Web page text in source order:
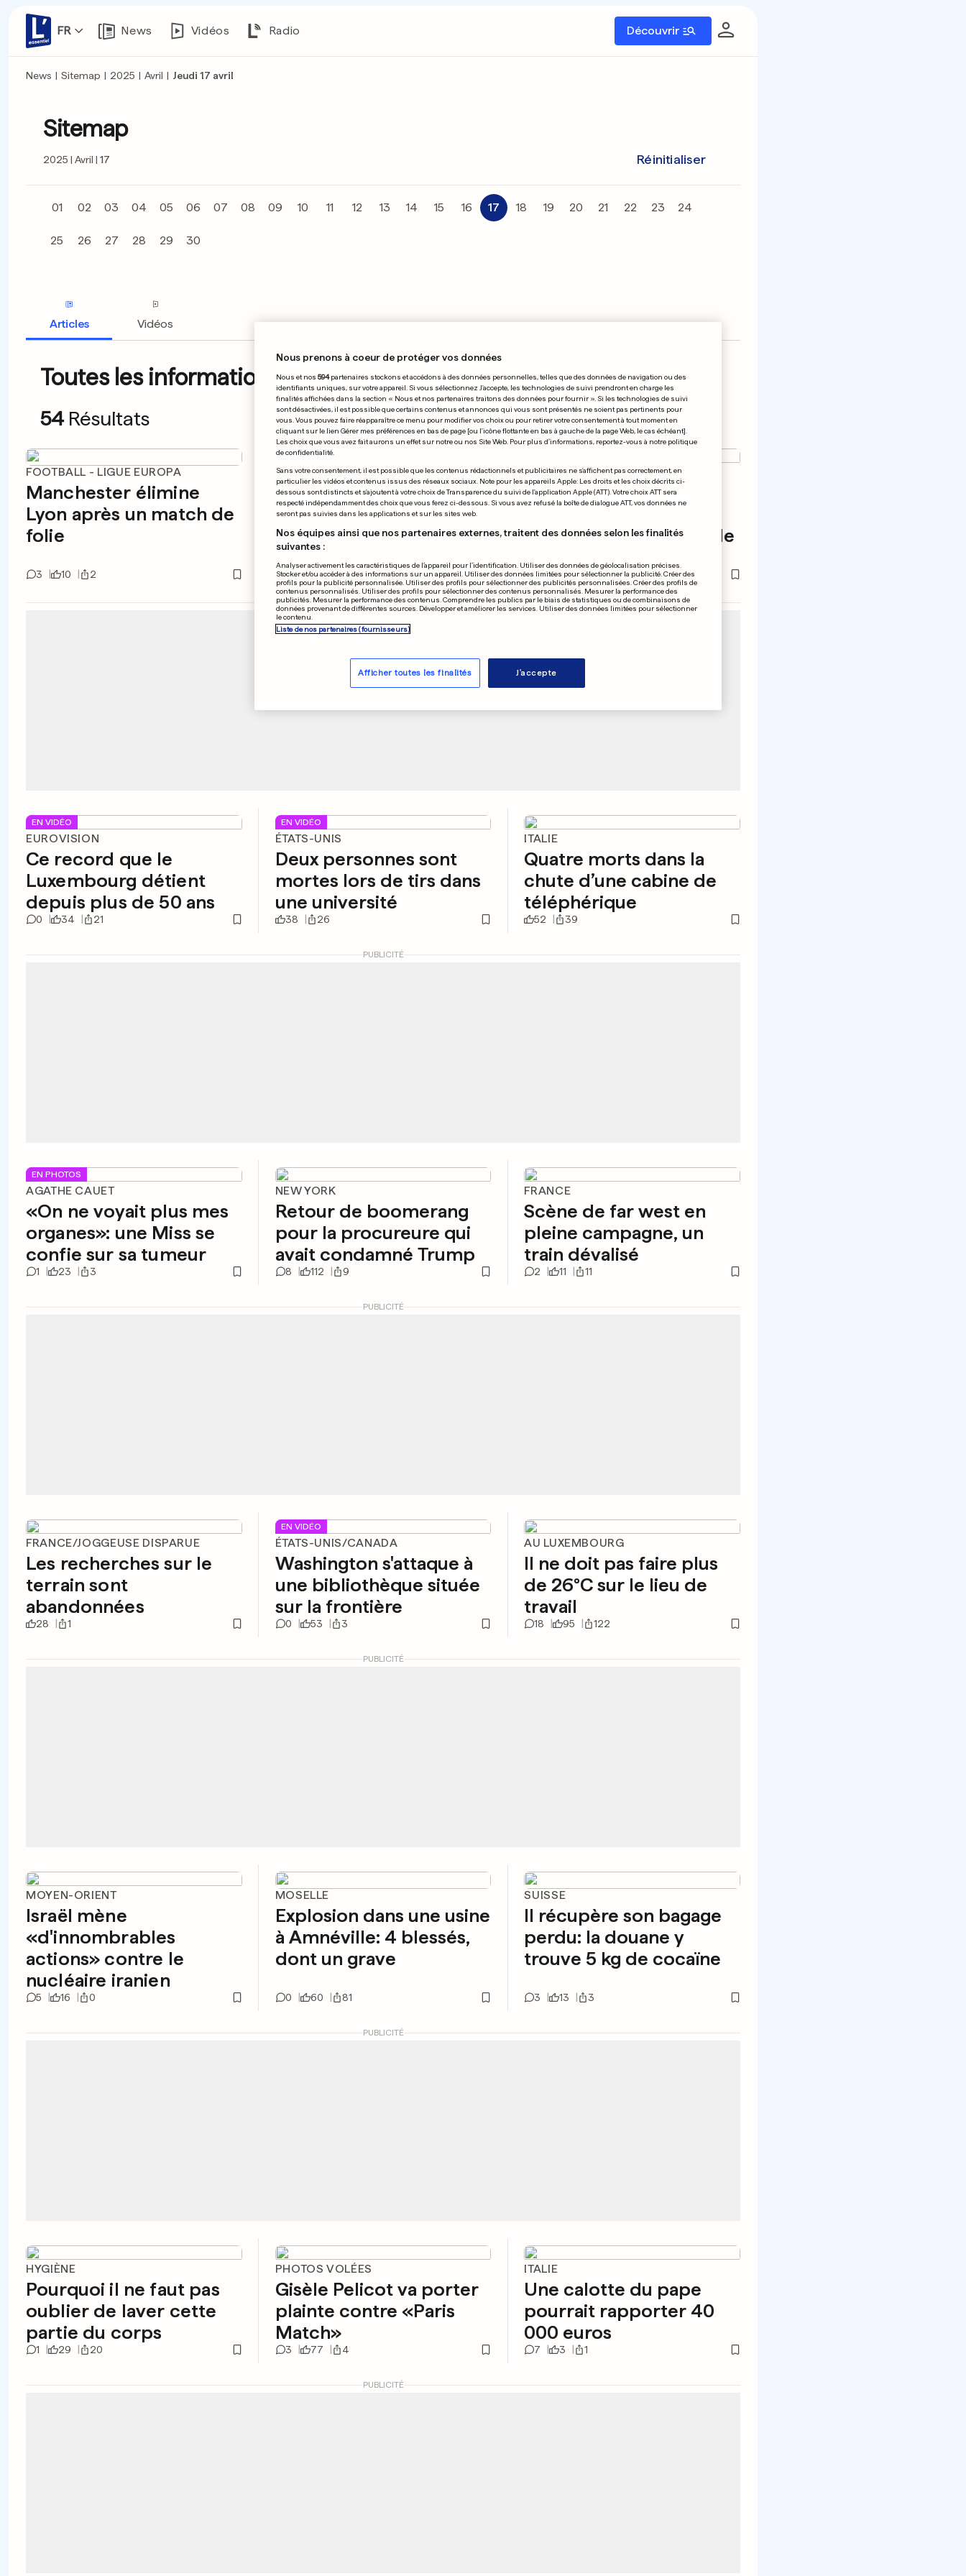
FR News Vidéos Radio Découvrir
News | Sitemap | 2025 | Avril | Jeudi 17 avril
Sitemap
2025 Avril 17 Réinitialiser
01 02 03 04 05 06 07 08 09 10 11 12 13 14 15 16 17 18 19 20 21 22 23 24
25 26 27 28 29 30
Articles Vidéos
Toutes les informations du 17.04.2025
54 Résultats
FOOTBALL - LIGUE EUROPA
Manchester élimine
Lyon après un match de
folie
3 10 2
ÉTATS-UNIS
«Je ne suis plus SDF! J'ai
gagné un million de
dollars»
4 76 9
BELGIQUE
Un nouveau parc
d'accrobranche au
Domaine des Grottes de
0 3 26
PUBLICITÉ
EN VIDÉO
EUROVISION
Ce record que le
Luxembourg détient
depuis plus de 50 ans
0 34 21
EN VIDÉO
ÉTATS-UNIS
Deux personnes sont
mortes lors de tirs dans
une université
38 26
ITALIE
Quatre morts dans la
chute d’une cabine de
téléphérique
52 39
PUBLICITÉ
EN PHOTOS
AGATHE CAUET
«On ne voyait plus mes
organes»: une Miss se
confie sur sa tumeur
1 23 3
NEW YORK
Retour de boomerang
pour la procureure qui
avait condamné Trump
8 112 9
FRANCE
Scène de far west en
pleine campagne, un
train dévalisé
2 11 11
PUBLICITÉ
FRANCE/JOGGEUSE DISPARUE
Les recherches sur le
terrain sont
abandonnées
28 1
EN VIDÉO
ÉTATS-UNIS/CANADA
Washington s'attaque à
une bibliothèque située
sur la frontière
0 53 3
AU LUXEMBOURG
Il ne doit pas faire plus
de 26°C sur le lieu de
travail
18 95 122
PUBLICITÉ
MOYEN-ORIENT
Israël mène
«d'innombrables
actions» contre le
nucléaire iranien
5 16 0
MOSELLE
Explosion dans une usine
à Amnéville: 4 blessés,
dont un grave
0 60 81
SUISSE
Il récupère son bagage
perdu: la douane y
trouve 5 kg de cocaïne
3 13 3
PUBLICITÉ
HYGIÈNE
Pourquoi il ne faut pas
oublier de laver cette
partie du corps
1 29 20
PHOTOS VOLÉES
Gisèle Pelicot va porter
plainte contre «Paris
Match»
3 77 4
ITALIE
Une calotte du pape
pourrait rapporter 40
000 euros
7 3 1
PUBLICITÉ
Nous prenons à coeur de protéger vos données
Nous et nos 594partenaires stockons et accédons à des données personnelles, telles que des données de navigation ou des
identifiants uniques, sur votre appareil. Si vous sélectionnez J'accepte, les technologies de suivi prendront en charge les
finalités affichées dans la section « Nous et nos partenaires traitons des données pour fournir ». Si les technologies de suivi
sont désactivées, il est possible que certains contenus et annonces qui vous sont présentés ne soient pas pertinents pour
vous. Vous pouvez faire réapparaître ce menu pour modifier vos choix ou pour retirer votre consentement à tout moment en
cliquant sur le lien Gérer mes préférences en bas de page [ou l'icône flottante en bas à gauche de la page Web, le cas échéant].
Les choix que vous avez fait aurons un effet sur notre ou nos Site Web. Pour plus d’informations, reportez-vous à notre politique
de confidentialité.
Sans votre consentement, il est possible que les contenus rédactionnels et publicitaires ne s'affichent pas correctement, en
particulier les vidéos et contenus issus des réseaux sociaux. Note pour les appareils Apple: Les droits et les choix décrits ci-
dessous sont distincts et s'ajoutent à votre choix de Transparence du suivi de l'application Apple (ATT). Votre choix ATT sera
respecté indépendamment des choix que vous ferez ci-dessous. Si vous avez refusé la boîte de dialogue ATT, vos données ne
seront pas suivies dans les applications et sur les sites web.
Nos équipes ainsi que nos partenaires externes, traitent des données selon les finalités
suivantes :
Analyser activement les caractéristiques de l’appareil pour l’identification. Utiliser des données de géolocalisation précises.
Stocker et/ou accéder à des informations sur un appareil. Utiliser des données limitées pour sélectionner la publicité. Créer des
profils pour la publicité personnalisée. Utiliser des profils pour sélectionner des publicités personnalisées. Créer des profils de
contenus personnalisés. Utiliser des profils pour sélectionner des contenus personnalisés. Mesurer la performance des
publicités. Mesurer la performance des contenus. Comprendre les publics par le biais de statistiques ou de combinaisons de
données provenant de différentes sources. Développer et améliorer les services. Utiliser des données limitées pour sélectionner
le contenu.
Liste de nos partenaires (fournisseurs)
Afficher toutes les finalités J'accepte